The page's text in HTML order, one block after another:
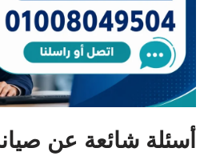
أسئلة شائعة عن